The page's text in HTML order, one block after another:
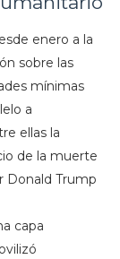
enero a la
sobre las
mínimas
a
ellas la
de la muerte
Donald Trump
capa